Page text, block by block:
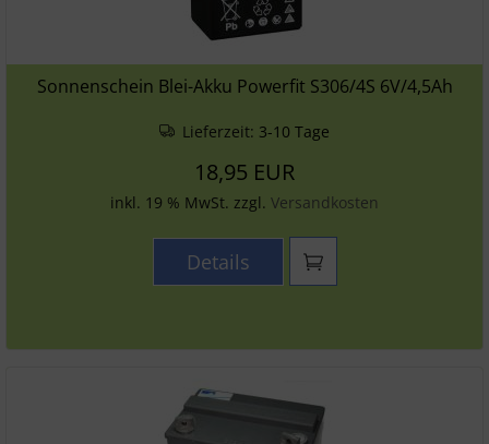
Sonnenschein Blei-Akku Powerfit S306/4S 6V/4,5Ah
Lieferzeit: 3-10 Tage
18,95 EUR
inkl. 19 % MwSt. zzgl. Versandkosten
Details